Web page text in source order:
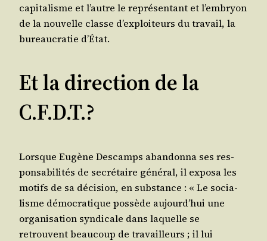
capi­ta­lisme et l’autre le repré­sen­tant et l’embryon
de la nou­velle classe d’exploiteurs du tra­vail, la
bureau­cra­tie d’État.
Et la direction de la
C.F.D.T.?
Lorsque Eugène Des­camps aban­don­na ses res­
pon­sa­bi­li­tés de secré­taire géné­ral, il expo­sa les
motifs de sa déci­sion, en sub­stance : « Le socia­
lisme démo­cra­tique pos­sède aujourd’hui une
orga­ni­sa­tion syn­di­cale dans laquelle se
retrouvent beau­coup de tra­vailleurs ; il lui